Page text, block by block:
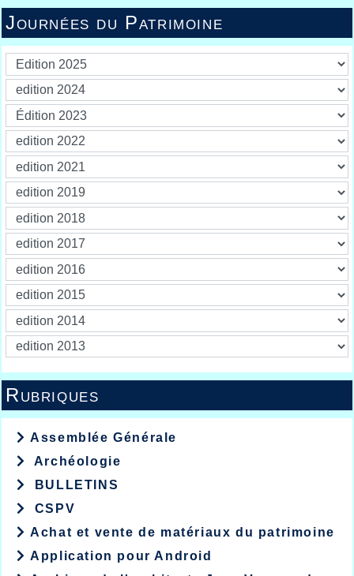
Journées du Patrimoine
Rubriques
Assemblée Générale
Archéologie
BULLETINS
CSPV
Achat et vente de matériaux du patrimoine
Application pour Android